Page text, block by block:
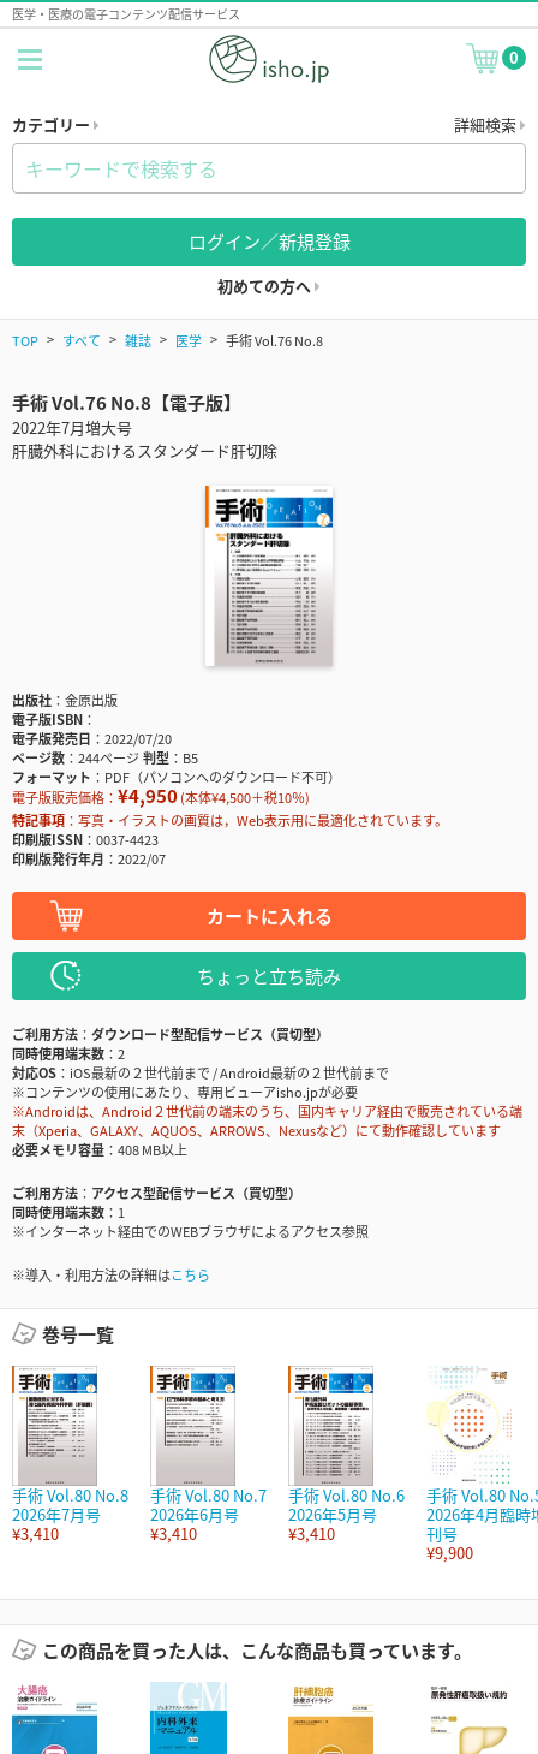
医学・医療の電子コンテンツ配信サービス
0
カテゴリー 詳細検索
ログイン／新規登録
初めての方へ
TOP すべて 雑誌 医学 手術 Vol.76 No.8
手術 Vol.76 No.8【電子版】
2022年7月増大号
肝臓外科におけるスタンダード肝切除
出版社
金原出版
電子版ISBN
電子版発売日
2022/07/20
ページ数
244ページ判型
B5
フォーマット
PDF（パソコンへのダウンロード不可）
電子版販売価格： ¥4,950(本体¥4,500＋税10％)
特記事項
写真・イラストの画質は，Web表示用に最適化されています。
印刷版ISSN
0037-4423
印刷版発行年月
2022/07
カートに入れる
ちょっと立ち読み
ご利用方法
ダウンロード型配信サービス（買切型）
同時使用端末数
2
対応OS
iOS最新の２世代前まで / Android最新の２世代前まで
※コンテンツの使用にあたり、専用ビューアisho.jpが必要
※Androidは、Android２世代前の端末のうち、国内キャリア経由で販売されている端
末（Xperia、GALAXY、AQUOS、ARROWS、Nexusなど）にて動作確認しています
必要メモリ容量
408 MB以上
ご利用方法
アクセス型配信サービス（買切型）
同時使用端末数
1
※インターネット経由でのWEBブラウザによるアクセス参照
※導入・利用方法の詳細はこちら
巻号一覧
手術 Vol.80 No.8
2026年7月号
¥3,410
手術 Vol.80 No.7
2026年6月号
¥3,410
手術 Vol.80 No.6
2026年5月号
¥3,410
手術 Vol.80
2026年4月臨時
刊号
¥9,900
この商品を買った人は、こんな商品も買っています。